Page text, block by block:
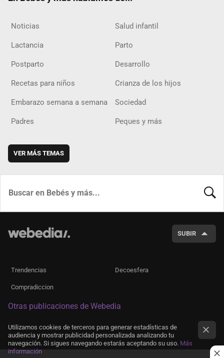
Noticias Salud infantil
Lactancia Parto
Postparto Desarrollo
Recetas para niños Crianza de los hijos
Embarazo semana a semana Sociedad
Padres Peques y más
VER MÁS TEMAS
SUBIR
Trendencias Decoesfera
Compradiccion
Otras publicaciones de Webedia
Utilizamos cookies de terceros para generar estadísticas de
audiencia y mostrar publicidad personalizada analizando tu
navegación. Si sigues navegando estarás aceptando su uso. Más
información